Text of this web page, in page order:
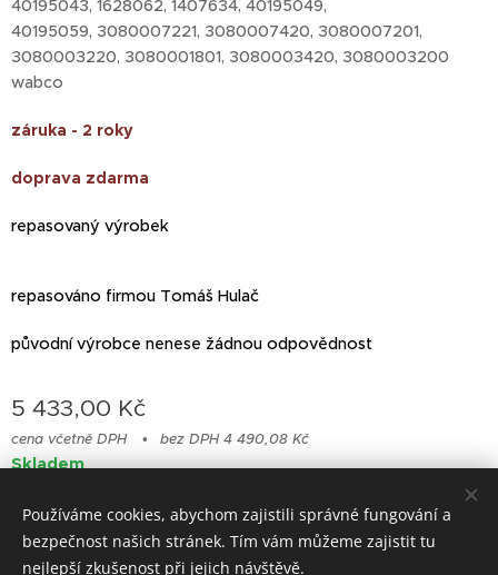
40195043, 1628062, 1407634, 40195049,
40195059, 3080007221, 3080007420, 3080007201,
3080003220, 3080001801, 3080003420, 3080003200
wabco
záruka - 2 roky
doprava zdarma
repasovaný výrobek
repasováno firmou Tomáš Hulač
původní výrobce nenese žádnou odpovědnost
5 433,00 Kč
cena včetně DPH bez DPH 4 490,08 Kč
Skladem
Cookies
Používáme cookies, abychom zajistili správné fungování a
bezpečnost našich stránek. Tím vám můžeme zajistit tu
nejlepší zkušenost při jejich návštěvě.